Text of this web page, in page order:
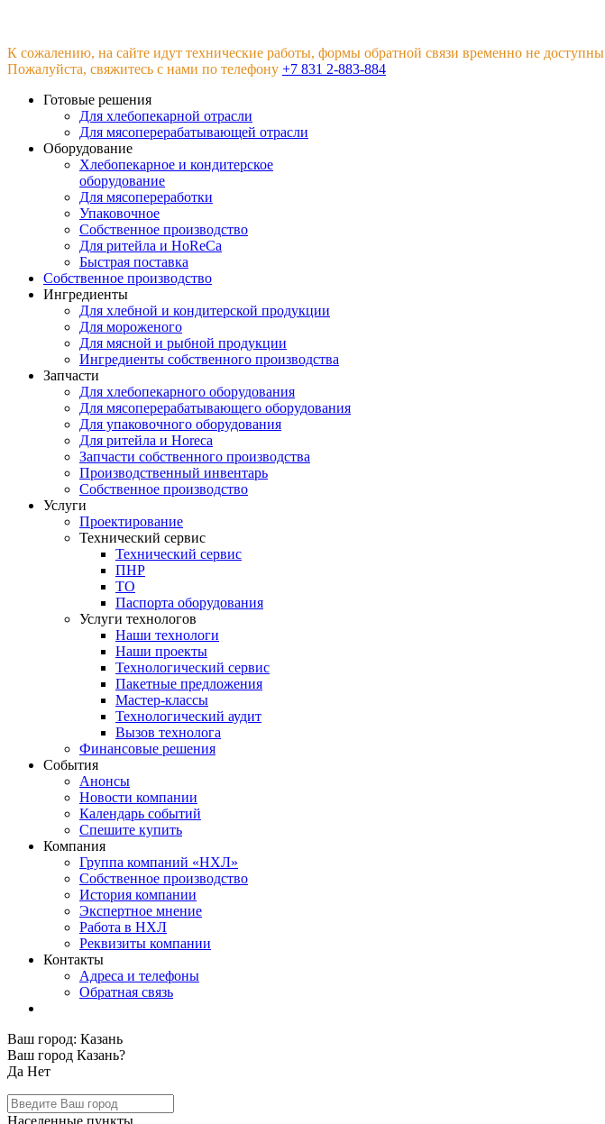
К сожалению, на сайте идут технические работы, формы обратной связи временно не доступны
Пожалуйста, свяжитесь с нами по телефону +7 831 2-883-884
Готовые решения
Для хлебопекарной отрасли
Для мясоперерабатывающей отрасли
Оборудование
Хлебопекарное и кондитерское
оборудование
Для мясопереработки
Упаковочное
Собственное производство
Для ритейла и HoReCa
Быстрая поставка
Собственное производство
Ингредиенты
Для хлебной и кондитерской продукции
Для мороженого
Для мясной и рыбной продукции
Ингредиенты собственного производства
Запчасти
Для хлебопекарного оборудования
Для мясоперерабатывающего оборудования
Для упаковочного оборудования
Для ритейла и Horeca
Запчасти собственного производства
Производственный инвентарь
Собственное производство
Услуги
Проектирование
Технический сервис
Технический сервис
ПНР
ТО
Паспорта оборудования
Услуги технологов
Наши технологи
Наши проекты
Технологический сервис
Пакетные предложения
Мастер-классы
Технологический аудит
Вызов технолога
Финансовые решения
События
Анонсы
Новости компании
Календарь событий
Спешите купить
Компания
Группа компаний «НХЛ»
Собственное производство
История компании
Экспертное мнение
Работа в НХЛ
Реквизиты компании
Контакты
Адреса и телефоны
Обратная связь
Ваш город: Казань
Ваш город Казань?
Да Нет
Населенные пункты